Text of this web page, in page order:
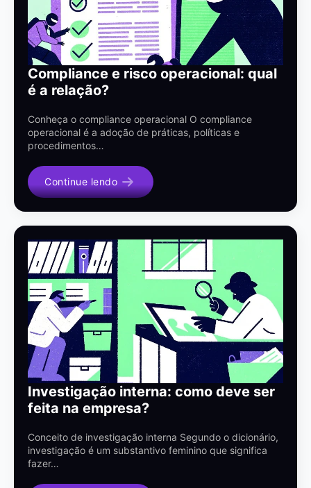
Compliance e risco operacional: qual
é a relação?
Conheça o compliance operacional O compliance
operacional é a adoção de práticas, políticas e
procedimentos…
Continue lendo
Investigação interna: como deve ser
feita na empresa?
Conceito de investigação interna Segundo o dicionário,
investigação é um substantivo feminino que significa
fazer…